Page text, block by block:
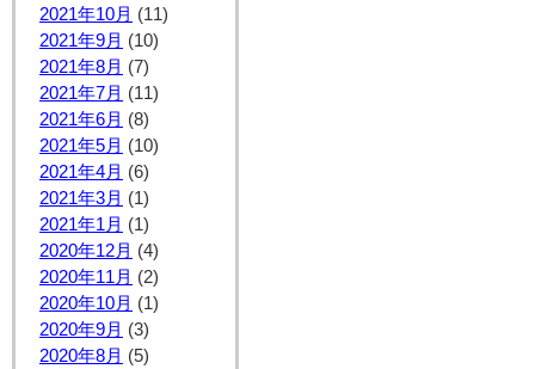
2021年10月 (11)
2021年9月 (10)
2021年8月 (7)
2021年7月 (11)
2021年6月 (8)
2021年5月 (10)
2021年4月 (6)
2021年3月 (1)
2021年1月 (1)
2020年12月 (4)
2020年11月 (2)
2020年10月 (1)
2020年9月 (3)
2020年8月 (5)